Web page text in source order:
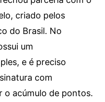
criado pelos
do Brasil. No
um
e é preciso
com
o acúmulo de pontos.